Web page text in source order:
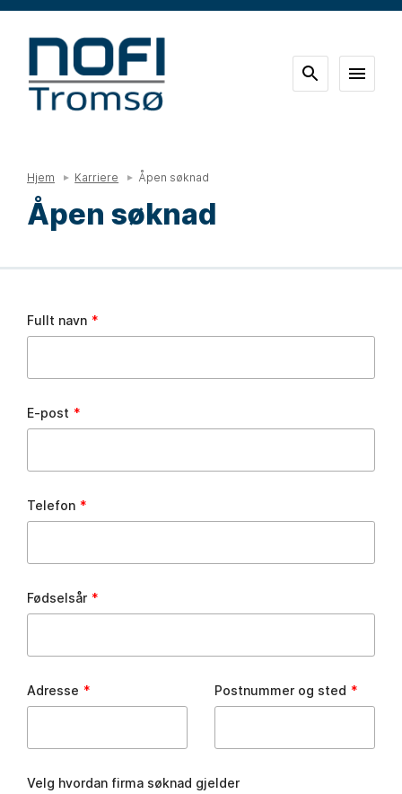
Hjem Karriere Åpen søknad
Åpen søknad
this
Fullt navn
E-post
Telefon
Fødselsår
Adresse Postnummer og sted
Velg hvordan firma søknad gjelder